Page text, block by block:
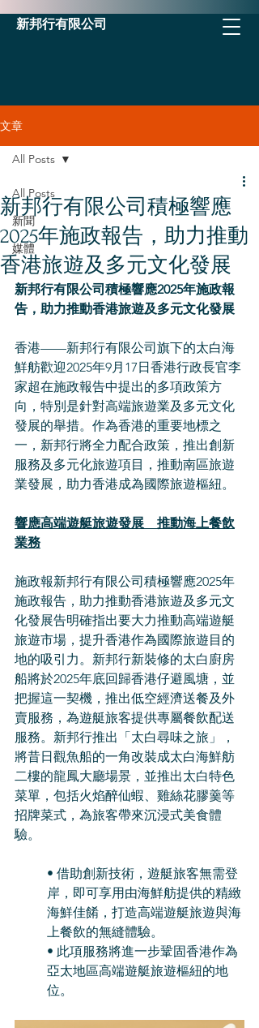
新邦行有限公司
文章
All Posts
新聞
媒體
All Posts
新邦行有限公司積極響應
2025年施政報告，助力推動
香港旅遊及多元文化發展
新邦行有限公司積極響應2025年施政報
告，助力推動香港旅遊及多元文化發展
香港——新邦行有限公司旗下的太白海
鮮舫歡迎2025年9月17日香港行政長官李
家超在施政報告中提出的多項政策方
向，特別是針對高端旅遊業及多元文化
發展的舉措。作為香港的重要地標之
一，新邦行將全力配合政策，推出創新
服務及多元化旅遊項目，推動南區旅遊
業發展，助力香港成為國際旅遊樞紐。
響應高端遊艇旅遊發展　推動海上餐飲
業務
施政報新邦行有限公司積極響應2025年
施政報告，助力推動香港旅遊及多元文
化發展告明確指出要大力推動高端遊艇
旅遊市場，提升香港作為國際旅遊目的
地的吸引力。新邦行新裝修的太白廚房
船將於2025年底回歸香港仔避風塘，並
把握這一契機，推出低空經濟送餐及外
賣服務，為遊艇旅客提供專屬餐飲配送
服務。新邦行推出「太白尋味之旅」，
將昔日觀魚船的一角改裝成太白海鮮舫
二樓的龍鳳大廳場景，並推出太白特色
菜單，包括火焰醉仙蝦、雞絲花膠羹等
招牌菜式，為旅客帶來沉浸式美食體
驗。
• 借助創新技術，遊艇旅客無需登
岸，即可享用由海鮮舫提供的精緻
海鮮佳餚，打造高端遊艇旅遊與海
上餐飲的無縫體驗。
• 此項服務將進一步鞏固香港作為
亞太地區高端遊艇旅遊樞紐的地
位。